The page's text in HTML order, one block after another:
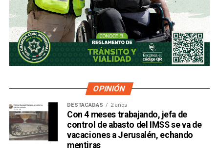
OPINIÓN
DESTACADAS 2 años
Con 4 meses trabajando, jefa de
control de abasto del IMSS se va de
vacaciones a Jerusalén, echando
mentiras